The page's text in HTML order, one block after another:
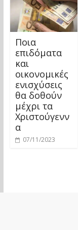
Ποια
επιδόματα
και
οικονομικές
ενισχύσεις
θα δοθούν
μέχρι τα
Χριστούγενν
α
07/11/2023